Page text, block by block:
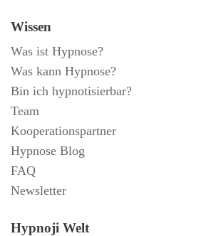
Wissen
Was ist Hypnose?
Was kann Hypnose?
Bin ich hypnotisierbar?
Team
Kooperationspartner
Hypnose Blog
FAQ
Newsletter
Hypnoji Welt